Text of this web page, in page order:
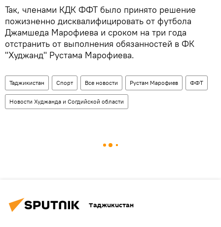
Так, членами КДК ФФТ было принято решение
пожизненно дисквалифицировать от футбола
Джамшеда Марофиева и сроком на три года
отстранить от выполнения обязанностей в ФК
"Худжанд" Рустама Марофиева.
Таджикистан Спорт Все новости Рустам Марофиев ФФТ
Новости Худжанда и Согдийской области
Таджикистан